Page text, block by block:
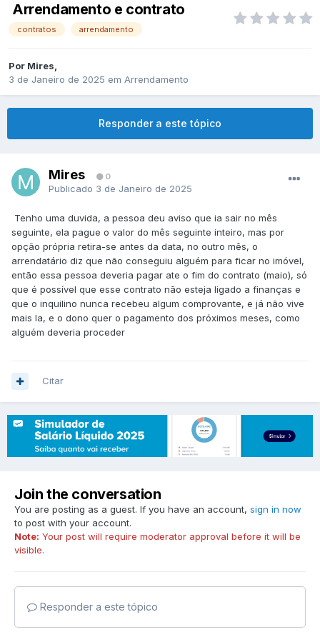
Arrendamento e contrato
contratos arrendamento
Por Mires,
3 de Janeiro de 2025 em Arrendamento
Responder a este tópico
Mires 0
Publicado 3 de Janeiro de 2025
Tenho uma duvida, a pessoa deu aviso que ia sair no mês
seguinte, ela pague o valor do mês seguinte inteiro, mas por
opção própria retira-se antes da data, no outro mês, o
arrendatário diz que não conseguiu alguém para ficar no imóvel,
então essa pessoa deveria pagar ate o fim do contrato (maio), só
que é possível que esse contrato não esteja ligado a finanças e
que o inquilino nunca recebeu algum comprovante, e já não vive
mais la, e o dono quer o pagamento dos próximos meses, como
alguém deveria proceder
Citar
Join the conversation
You are posting as a guest. If you have an account, sign in now
to post with your account.
Note: Your post will require moderator approval before it will be
visible.
Responder a este tópico